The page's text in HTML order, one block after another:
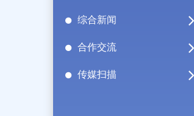
综合新闻
合作交流
传媒扫描